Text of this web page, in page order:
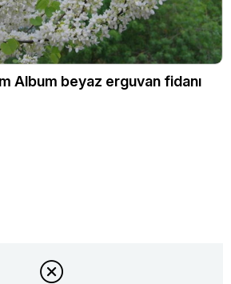
Album beyaz erguvan fidanı